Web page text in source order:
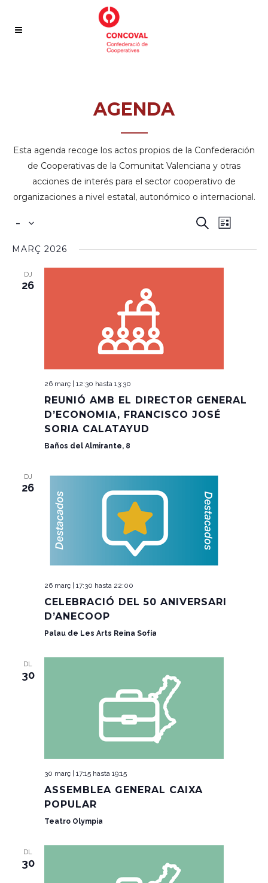
AGENDA
—–
Esta agenda recoge los actos propios de la Confederación
de Cooperativas de la Comunitat Valenciana y otras
acciones de interés para el sector cooperativo de
organizaciones a nivel estatal, autonómico o internacional.
Y
Buscar
VISTAS
Lista
-
MARÇ 2026
DJ
26
26 març | 12:30 hasta 13:30
REUNIÓ AMB EL DIRECTOR GENERAL
D’ECONOMIA, FRANCISCO JOSÉ
SORIA CALATAYUD
Baños del Almirante, 8
DJ
26
26 març | 17:30 hasta 22:00
CELEBRACIÓ DEL 50 ANIVERSARI
D’ANECOOP
Palau de Les Arts Reina Sofía
DL
30
30 març | 17:15hasta 19:15
ASSEMBLEA GENERAL CAIXA
POPULAR
Teatro Olympia
DL
30